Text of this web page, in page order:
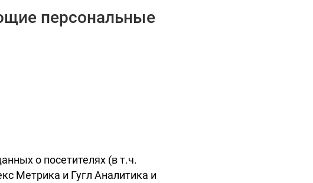
персональные
о посетителях (в т.ч.
Метрика и Гугл Аналитика и